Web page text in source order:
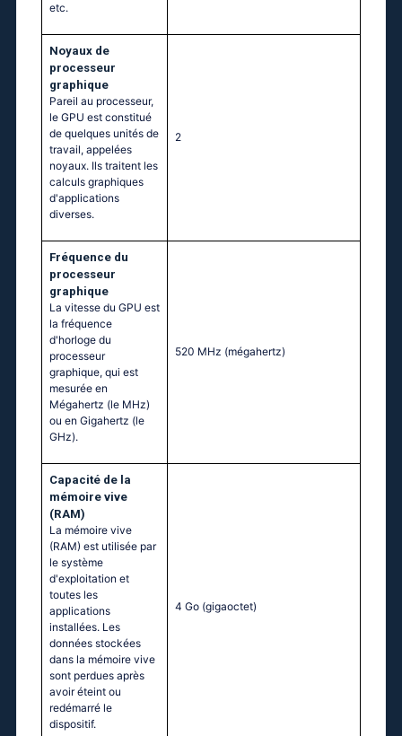
etc.
Noyaux de
processeur
graphique
Pareil au processeur,
le GPU est constitué
de quelques unités de
travail, appelées
noyaux. Ils traitent les
calculs graphiques
d'applications
diverses.
2
Fréquence du
processeur
graphique
La vitesse du GPU est
la fréquence
d'horloge du
processeur
graphique, qui est
mesurée en
Mégahertz (le MHz)
ou en Gigahertz (le
GHz).
520 MHz (mégahertz)
Capacité de la
mémoire vive
(RAM)
La mémoire vive
(RAM) est utilisée par
le système
d'exploitation et
toutes les
applications
installées. Les
données stockées
dans la mémoire vive
sont perdues après
avoir éteint ou
redémarré le
dispositif.
4 Go (gigaoctet)